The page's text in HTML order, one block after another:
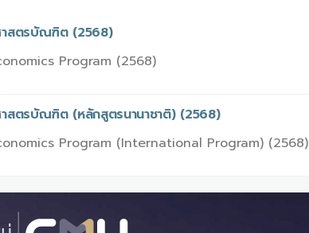
าสตรบัณฑิต (2568)
Program (2568)
สตรบัณฑิต (หลักสูตรนานาชาติ) (2568)
Program (International Program) (2568)